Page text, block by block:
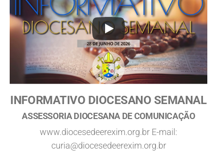
INFORMATIVO DIOCESANO SEMANAL
ASSESSORIA DIOCESANA DE COMUNICAÇÃO
www.diocesedeerexim.org.br E-mail:
curia@diocesedeerexim.org.br